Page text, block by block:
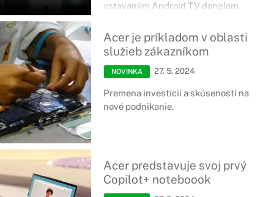
vstavaným Android TV donglom.
Acer je príkladom v oblasti
služieb zákazníkom
NOVINKA 27. 5. 2024
Premena investícií a skúseností na
nové podnikanie.
Acer predstavuje svoj prvý
Copilot+ noteboook